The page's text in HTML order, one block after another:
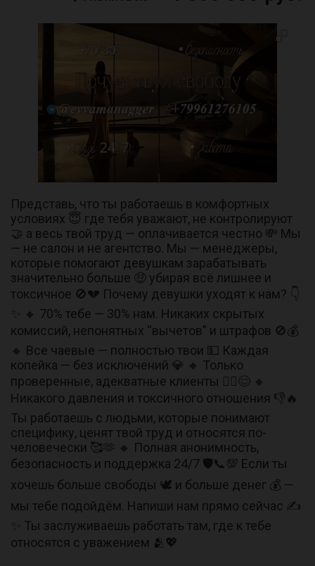
Представь, что ты работаешь в комфортных
условиях 😇 где тебя уважают, не контролируют
🤝 а весь твой труд — оплачивается честно 💸 Мы
— не салон и не агентство. Мы — менеджеры,
которые помогают девушкам зарабатывать
значительно больше 🤑 убирая всё лишнее и
токсичное 🚫💔 Почему девушки уходят к нам? 👇
✨ 🔸 70% тебе — 30% нам. Никаких скрытых
комиссий, непонятных “вычетов” и штрафов 🚫💰
🔸 Все чаевые — полностью твои 💵 Каждая
копейка — без исключений 💎 🔸 Только
проверенные, адекватные клиенты 🧘‍♂️😌 🔸
Никакого давления и токсичного отношения 👎🔥
Ты работаешь с людьми, которые понимают
специфику, ценят твой труд и относятся по-
человечески 🥰🫶 🔸 Полная анонимность,
безопасность и поддержка 24/7 🛡️📞💯 Если ты
хочешь больше свободы 🕊️ и больше денег 💰 —
мы тебе подойдём. Напиши нам прямо сейчас ✍️
✨ Ты заслуживаешь работать там, где к тебе
относятся с уважением 🫂💖